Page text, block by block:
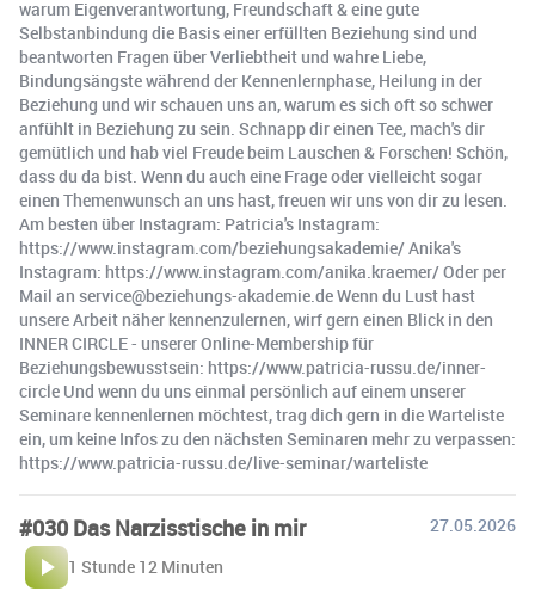
warum Eigenverantwortung, Freundschaft & eine gute
Selbstanbindung die Basis einer erfüllten Beziehung sind und
beantworten Fragen über Verliebtheit und wahre Liebe,
Bindungsängste während der Kennenlernphase, Heilung in der
Beziehung und wir schauen uns an, warum es sich oft so schwer
anfühlt in Beziehung zu sein. Schnapp dir einen Tee, mach's dir
gemütlich und hab viel Freude beim Lauschen & Forschen! Schön,
dass du da bist. Wenn du auch eine Frage oder vielleicht sogar
einen Themenwunsch an uns hast, freuen wir uns von dir zu lesen.
Am besten über Instagram: Patricia's Instagram:
https://www.instagram.com/beziehungsakademie/ Anika's
Instagram: https://www.instagram.com/anika.kraemer/ Oder per
Mail an service@beziehungs-akademie.de Wenn du Lust hast
unsere Arbeit näher kennenzulernen, wirf gern einen Blick in den
INNER CIRCLE - unserer Online-Membership für
Beziehungsbewusstsein: https://www.patricia-russu.de/inner-
circle Und wenn du uns einmal persönlich auf einem unserer
Seminare kennenlernen möchtest, trag dich gern in die Warteliste
ein, um keine Infos zu den nächsten Seminaren mehr zu verpassen:
https://www.patricia-russu.de/live-seminar/warteliste
#030 Das Narzisstische in mir
27.05.2026
1 Stunde 12 Minuten